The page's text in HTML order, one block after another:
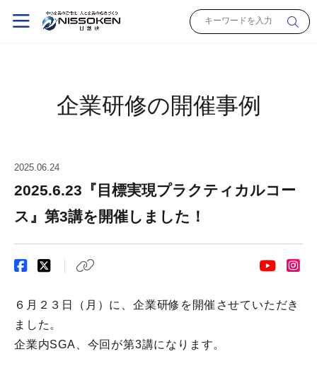
企業研修の開催事例
2025.06.24
2025.6.23『目標実現プラクティカルコー
ス』第3講を開催しました！
６月２３日（月）に、企業研修を開催させていただき
ました。
企業内SGA、今回が第3講になります。